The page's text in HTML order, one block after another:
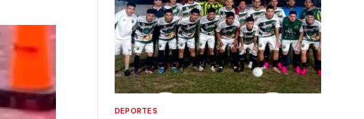
DEPORTES